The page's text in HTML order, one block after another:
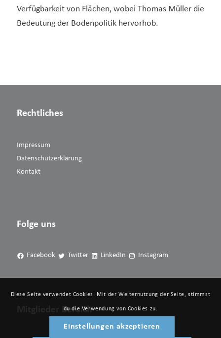
Verfügbarkeit von Flächen, wobei Thomas Müller die
Bedeutung der Bodenpolitik hervorhob.
Rechtliches
Impressum
Datenschutzerklärung
Kontakt
Folge uns
Facebook Twitter LinkedIn Instagram
Mitglieder Bereich
Diese Seite verwendet Cookies. Mit der Weiternutzung der Seite, stimmst
du die Verwendung von Cookies zu.
Einstellungen akzeptieren